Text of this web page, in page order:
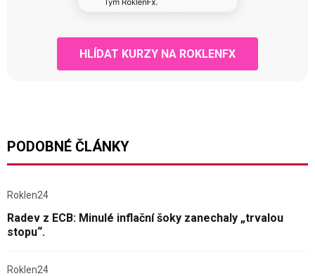
HLÍDAT KURZY NA ROKLENFX
PODOBNÉ ČLÁNKY
Roklen24
Radev z ECB: Minulé inflační šoky zanechaly „trvalou
stopu“.
Roklen24